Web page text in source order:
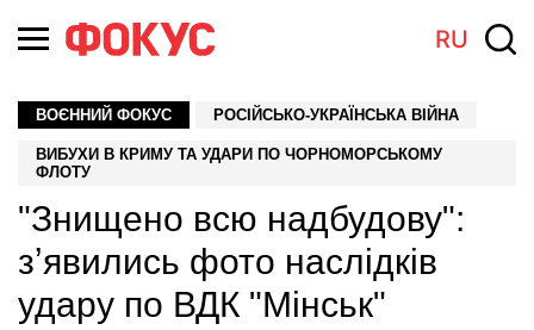
RU
ВОЄННИЙ ФОКУС РОСІЙСЬКО-УКРАЇНСЬКА ВІЙНА
ВИБУХИ В КРИМУ ТА УДАРИ ПО ЧОРНОМОРСЬКОМУ
ФЛОТУ
"Знищено всю надбудову":
зʼявились фото наслідків
удару по ВДК "Мінськ"